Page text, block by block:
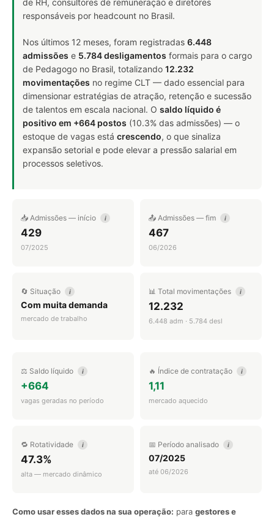
responsáveis por headcount no Brasil.
Nos últimos 12 meses, foram registradas 6.448
admissões e 5.784 desligamentos formais para o cargo
de Pedagogo no Brasil, totalizando 12.232
movimentações no regime CLT — dado essencial para
dimensionar estratégias de atração, retenção e sucessão
de talentos em escala nacional. O saldo líquido é
positivo em +664 postos (10.3% das admissões) — o
estoque de vagas está crescendo, o que sinaliza
expansão setorial e pode elevar a pressão salarial em
processos seletivos.
📥 Admissões — início i
429
07/2025
📤 Admissões — fim i
467
06/2026
🔄 Situação i
Com muita demanda
mercado de trabalho
📊 Total movimentações i
12.232
6.448 adm · 5.784 desl
⚖️ Saldo líquido i
+664
vagas geradas no período
🔥 Índice de contratação i
1,11
mercado aquecido
🔁 Rotatividade i
47.3%
alta — mercado dinâmico
📅 Período analisado i
07/2025
até 06/2026
Como usar esses dados na sua operação: para gestores e